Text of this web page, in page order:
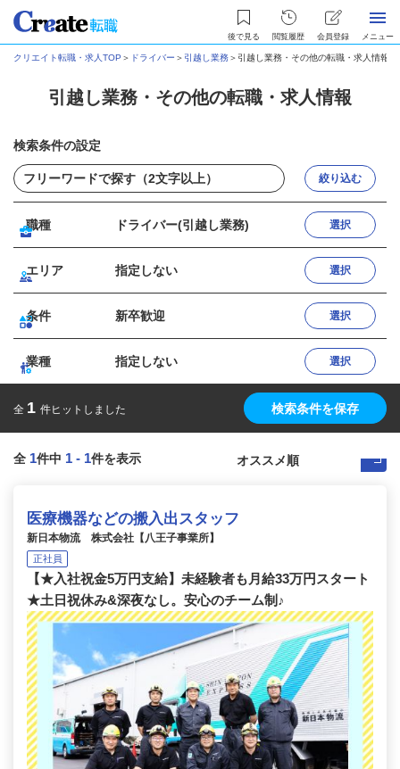
後で見る 閲覧履歴 会員登録 メニュー
クリエイト転職・求人TOP ＞ ドライバー ＞ 引越し業務＞ 引越し業務・その他の転職・求人情報
引越し業務・その他の転職・求人情報
検索条件の設定
絞り込む
職種 ドライバー(引越し業務) 選択
エリア 指定しない 選択
条件 新卒歓迎 選択
業種 指定しない 選択
全 1 件ヒットしました 検索条件を保存
全 1件中 1 - 1件を表示
医療機器などの搬入出スタッフ
新日本物流 株式会社【八王子事業所】
正社員
【★入社祝金5万円支給】未経験者も月給33万円スタート
★土日祝休み&深夜なし。安心のチーム制♪